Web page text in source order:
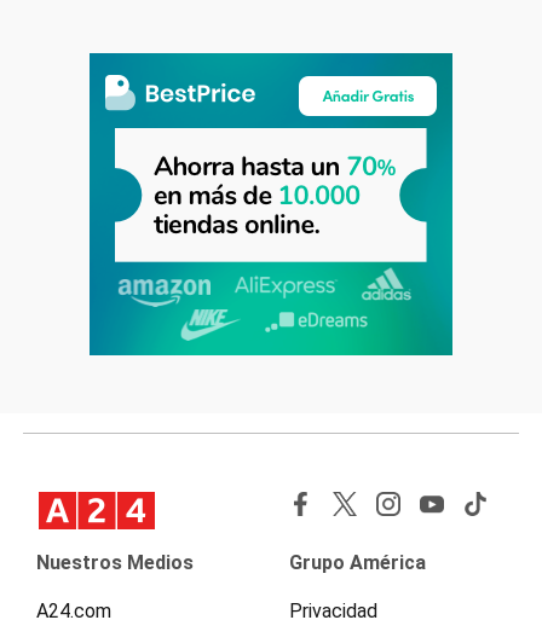
Nuestros Medios
A24.com
Grupo América
Privacidad